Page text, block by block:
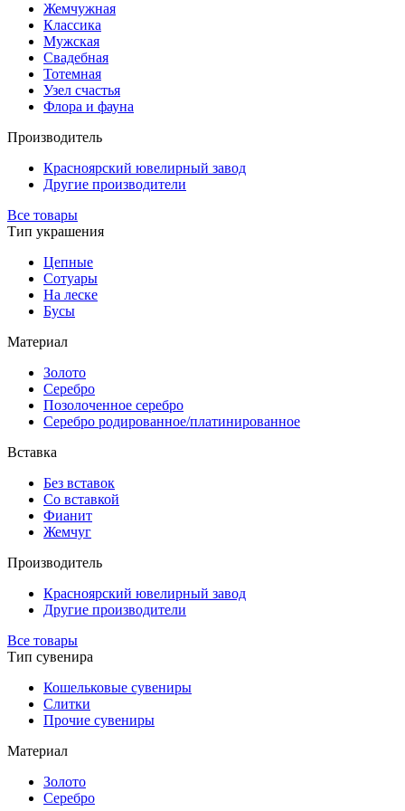
Жемчужная
Классика
Мужская
Свадебная
Тотемная
Узел счастья
Флора и фауна
Производитель
Красноярский ювелирный завод
Другие производители
Все товары
Тип украшения
Цепные
Сотуары
На леске
Бусы
Материал
Золото
Серебро
Позолоченное серебро
Серебро родированное/платинированное
Вставка
Без вставок
Со вставкой
Фианит
Жемчуг
Производитель
Красноярский ювелирный завод
Другие производители
Все товары
Тип сувенира
Кошельковые сувениры
Слитки
Прочие сувениры
Материал
Золото
Серебро